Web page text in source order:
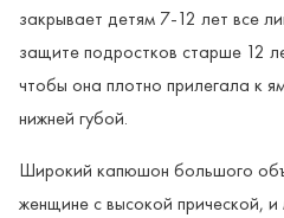
закрывает детям 7-12 лет все
защите подростков старше 12
чтобы она плотно прилегала к
нижней губой.
Широкий капюшон большого
женщине с высокой прической,